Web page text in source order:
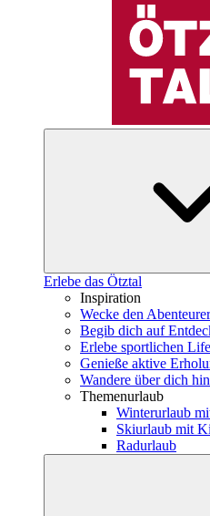
Erlebe das Ötztal
Inspiration
Wecke den
Begib dich auf
Erlebe sportlichen
Genieße aktive
Wandere über dich
Themenurlaub
Winterurlaub
Skiurlaub mit
Radurlaub